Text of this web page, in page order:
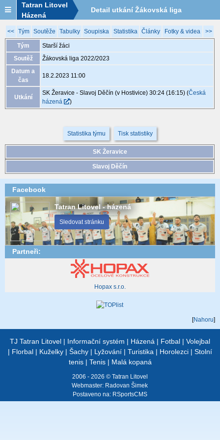
Tatran Litovel
Házená
Detail utkání Žákovská liga
2022/2023, XGB114, 18.2. 11:00
<< Tým Soutěže Tabulky Soupiska Statistika Články Fotky & videa >>
Tým
Starší žáci
Soutěž
Žákovská liga 2022/2023
Datum a
čas
18.2.2023 11:00
Utkání
SK Žeravice - Slavoj Děčín (v Hostivice) 30:24 (16:15)(Česká
házená
)
Statistika týmu Tisk statistiky
SK Žeravice
Slavoj Děčín
Facebook
Tatran Litovel - házená
Sledovat stránku
Partneři:
Hopax s.r.o.
[Nahoru]
TJ Tatran Litovel | Informační systém | Házená | Fotbal | Volejbal
| Florbal | Kuželky | Šachy | Lyžování | Turistika | Horolezci | Stolní
tenis| Tenis| Malá kopaná
2006 - 2026 © Tatran Litovel
Webmaster: Radovan Šimek
Postaveno na: RSportsCMS